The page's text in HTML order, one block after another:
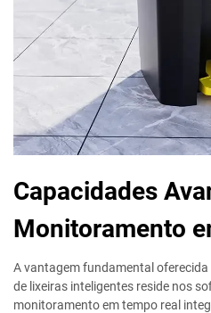
Capacidades
Monitoramento
A vantagem fundamental
de lixeiras inteligentes reside nos
monitoramento em tempo real